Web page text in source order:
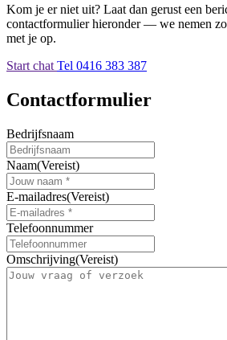
Kom je er niet uit? Laat dan gerust een
contactformulier hieronder — we nemen
met je op.
Start chat Tel 0416 383 387
Contactformulier
Bedrijfsnaam
Naam(Vereist)
E-mailadres(Vereist)
Telefoonnummer
Omschrijving(Vereist)